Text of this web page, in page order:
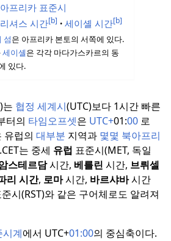
프리카 표준시
셔스 시간[b] 세이셸 시간[b]
섬은 아프리카 본토의 서쪽에 있다.
세이셸은 각각 마다가스카르의 동
있다.
)는 협정 세계시(UTC)보다 1시간 빠른
터의 타임오프셋은 UTC+01:00 로
유럽의 대부분 지역과 몇몇 북아프리
CET는 중세 유럽 표준시(MET, 독일
스테르담시간, 베를린 시간, 브뤼셀
리 시간, 로마시간, 바르샤바시간
시(RST)와 같은 구어체로도 알려져
시계에서 UTC+01:00의 중심축이다.